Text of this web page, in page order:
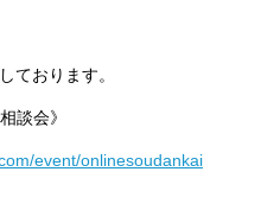
ております。
談会》
event/onlinesoudankai